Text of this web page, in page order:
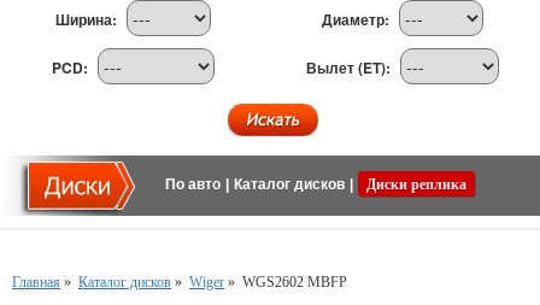
Ширина: Диаметр:
PCD: Вылет (ET):
По авто Каталог дисков Диски реплика
Главная » Каталог дисков » Wiger » WGS2602 MBFP